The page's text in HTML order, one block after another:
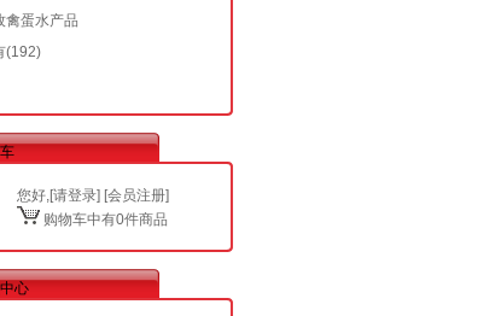
禽蛋水产品
(192)
您好,[请登录] [会员注册]
购物车中有0件商品
心